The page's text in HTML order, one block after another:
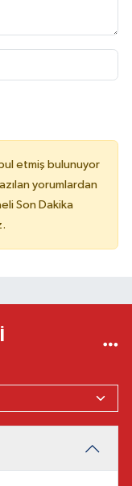
etmiş bulunuyor
yorumlardan
Son Dakika